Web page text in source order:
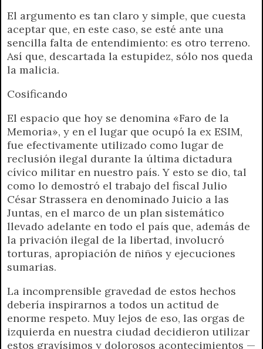
El argumento es tan claro y simple, que cuesta
aceptar que, en este caso, se esté ante una
sencilla falta de entendimiento: es otro terreno.
Así que, descartada la estupidez, sólo nos queda
la malicia.
Cosificando
El espacio que hoy se denomina «Faro de la
Memoria», y en el lugar que ocupó la ex ESIM,
fue efectivamente utilizado como lugar de
reclusión ilegal durante la última dictadura
cívico militar en nuestro país. Y esto se dio, tal
como lo demostró el trabajo del fiscal Julio
César Strassera en denominado Juicio a las
Juntas, en el marco de un plan sistemático
llevado adelante en todo el país que, además de
la privación ilegal de la libertad, involucró
torturas, apropiación de niños y ejecuciones
sumarias.
La incomprensible gravedad de estos hechos
debería inspirarnos a todos un actitud de
enorme respeto. Muy lejos de eso, las orgas de
izquierda en nuestra ciudad decidieron utilizar
estos gravísimos y dolorosos acontecimientos —